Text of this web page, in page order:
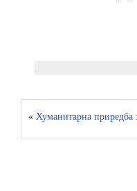
« Хуманитарна приредба